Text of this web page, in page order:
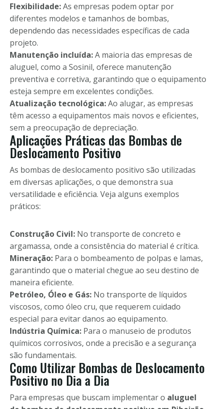
Flexibilidade:As empresas podem optar por
diferentes modelos e tamanhos de bombas,
dependendo das necessidades específicas de cada
projeto.
Manutenção incluída:A maioria das empresas de
aluguel, como a Sosinil, oferece manutenção
preventiva e corretiva, garantindo que o equipamento
esteja sempre em excelentes condições.
Atualização tecnológica:Ao alugar, as empresas
têm acesso a equipamentos mais novos e eficientes,
sem a preocupação de depreciação.
Aplicações Práticas das Bombas de
Deslocamento Positivo
As bombas de deslocamento positivo são utilizadas
em diversas aplicações, o que demonstra sua
versatilidade e eficiência. Veja alguns exemplos
práticos:
Construção Civil: No transporte de concreto e
argamassa, onde a consistência do material é crítica.
Mineração: Para o bombeamento de polpas e lamas,
garantindo que o material chegue ao seu destino de
maneira eficiente.
Petróleo, Óleo e Gás: No transporte de líquidos
viscosos, como óleo cru, que requerem cuidado
especial para evitar danos ao equipamento.
Indústria Química: Para o manuseio de produtos
químicos corrosivos, onde a precisão e a segurança
são fundamentais.
Como Utilizar Bombas de Deslocamento
Positivo no Dia a Dia
Para empresas que buscam implementar o aluguel